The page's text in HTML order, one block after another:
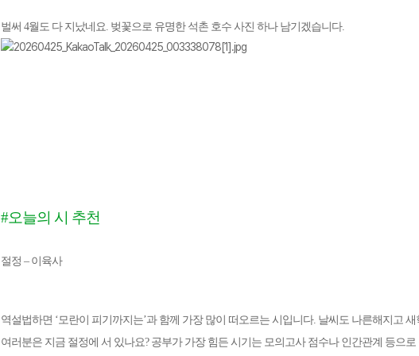
벌써 4월도 다 지났네요. 벚꽃으로 유명한 석촌 호수 사진 하나 남기겠습니다.
#오늘의 시 추천
절정 – 이육사
역설법하면 ‘모란이 피기까지는’과 함께 가장 많이 떠오르는 시입니다. 날씨도 나른해지고
여러분은 지금 절정에 서 있나요? 공부가 가장 힘든 시기는 모의고사 점수나 인간관계 등으